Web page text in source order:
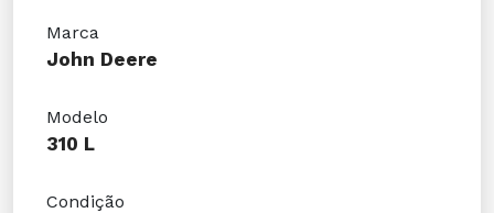
Marca
John Deere
Modelo
310 L
Condição